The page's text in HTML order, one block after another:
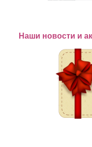
Наши новости и